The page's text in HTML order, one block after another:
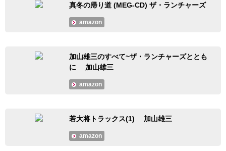
真冬の帰り道 (MEG-CD) ザ・ランチャーズ
amazon
加山雄三のすべて~ザ・ランチャーズととも
に 加山雄三
amazon
若大将トラックス(1) 加山雄三
amazon